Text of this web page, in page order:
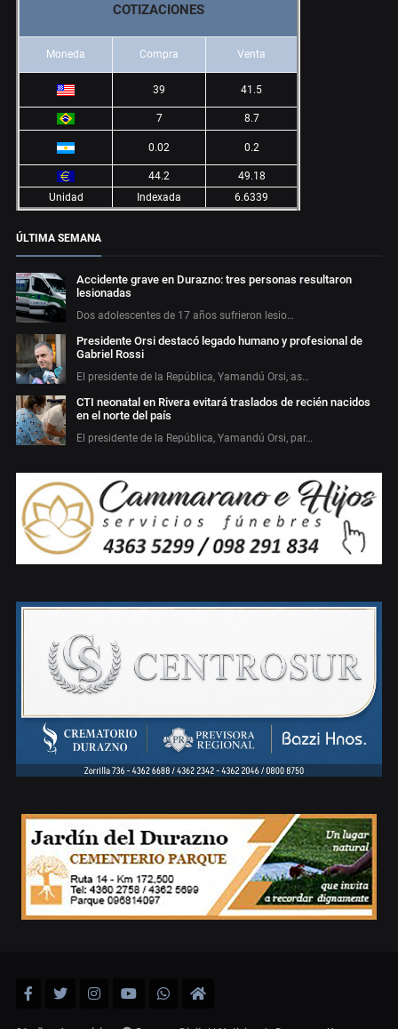
COTIZACIONES
Moneda Compra Venta
39 41.5
7 8.7
0.02 0.2
44.2
49.18
Unidad
Indexada 6.6339
ÚLTIMA SEMANA
Accidente grave en Durazno: tres personas resultaron
lesionadas
Dos adolescentes de 17 años sufrieron lesio…
Presidente Orsi destacó legado humano y profesional de
Gabriel Rossi
El presidente de la República, Yamandú Orsi, as…
CTI neonatal en Rivera evitará traslados de recién nacidos
en el norte del país
El presidente de la República, Yamandú Orsi, par…